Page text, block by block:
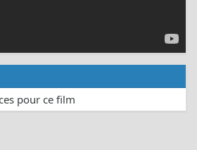
pour ce film